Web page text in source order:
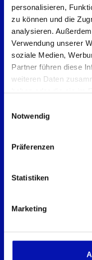
personalisieren,
zu können und die
analysieren.
Verwendung unserer
soziale Medien,
Partner führen diese
weiteren Daten
haben oder die sie im
Notwendig
Präferenzen
Statistiken
Marketing
Geschäftsstelle
Könizstrasse 23
Postfach
3001 Bern
Telefon:031 390
IBAN: CH34
Datenschutz
Cookie-
geschützt und es